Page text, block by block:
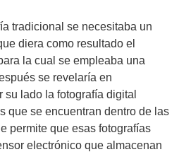
tradicional se necesitaba un
diera como resultado el
la cual se empleaba una
se revelaría en
lado la fotografía digital
que se encuentran dentro de las
permite que esas fotografías
electrónico que almacenan